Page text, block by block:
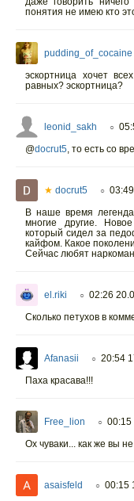
понятия не имею кто
pudding_of_cocaine
эскортница хочет
равных? эскортница?
leonid_sakh ○
@docrut5, то есть со
★ docrut5 ○
В наше время
многие другие.
который сидел за
кайфом. Какое
Сейчас любят
el.riki ○ 02:26
Сколько петухов в
Afanasii ○ 20:54
Паха красава!!!
Free_lion ○ 00:15
Ох чуваки... как же вы
asaisfeld ○ 00:15